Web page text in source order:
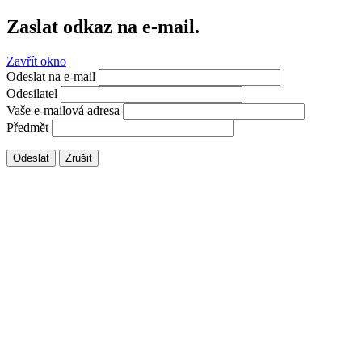
Zaslat odkaz na e-mail.
Zavřít okno
Odeslat na e-mail
Odesilatel
Vaše e-mailová adresa
Předmět
Odeslat Zrušit